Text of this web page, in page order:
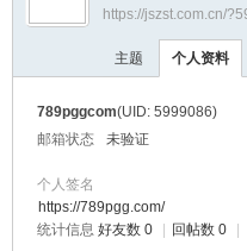
›
https://jszst.com.cn/
主题 个人资料
789pggcom(UID: 5999086)
邮箱状态
未验证
个人签名
https://789pgg.com/
统计信息 好友数 0 回帖数 0